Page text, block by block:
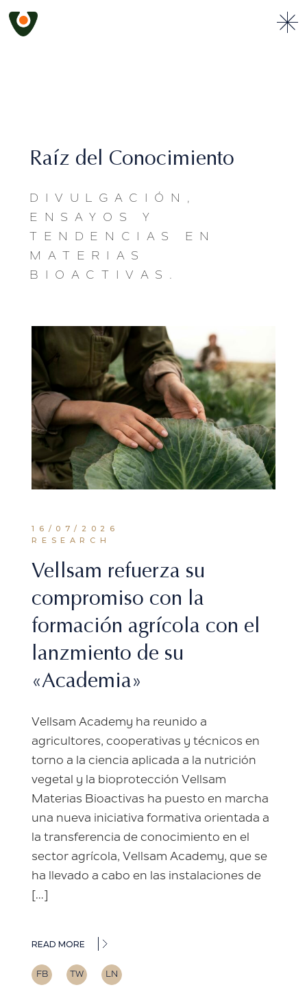
Raíz del Conocimiento
DIVULGACIÓN,
ENSAYOS Y
TENDENCIAS EN
MATERIAS
BIOACTIVAS.
16/07/2026
RESEARCH
Vellsam refuerza su
compromiso con la
formación agrícola con el
lanzmiento de su
«Academia»
Vellsam Academy ha reunido a
agricultores, cooperativas y técnicos en
torno a la ciencia aplicada a la nutrición
vegetal y la bioprotección Vellsam
Materias Bioactivas ha puesto en marcha
una nueva iniciativa formativa orientada a
la transferencia de conocimiento en el
sector agrícola, Vellsam Academy, que se
ha llevado a cabo en las instalaciones de
[…]
READ MORE
FB TW LN